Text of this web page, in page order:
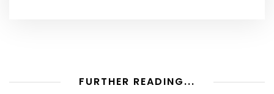
FURTHER READING...